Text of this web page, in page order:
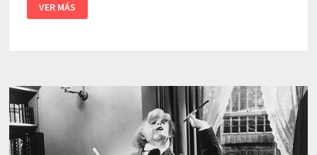
HISTORIA
SENCILLA
VER MÁS